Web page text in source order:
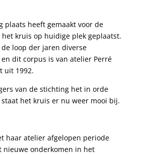
plaats heeft gemaakt voor de
het kruis op huidige plek geplaatst.
loop der jaren diverse
dit corpus is van atelier Perré
uit 1992.
van de stichting het in orde
het kruis er nu weer mooi bij.
haar atelier afgelopen periode
nieuwe onderkomen in het